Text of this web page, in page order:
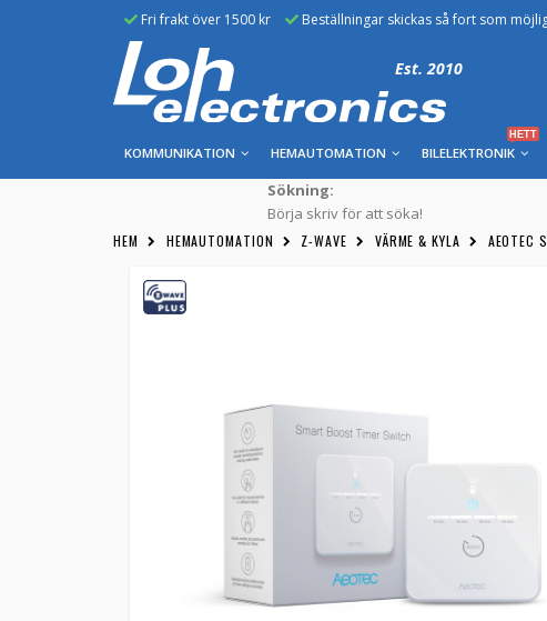
Fri frakt över 1500 kr Beställningar skickas så fort som
Est. 2010
KOMMUNIKATION HEMAUTOMATION BILELEKTRONIK
HETT
Sökning:
Börja skriv för att söka!
HEM HEMAUTOMATION Z-WAVE VÄRME & KYLA AEOTEC